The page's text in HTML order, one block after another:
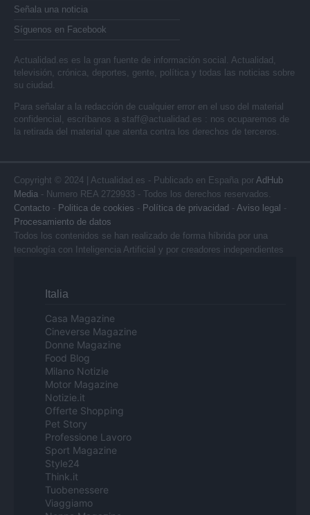
Señala una noticia
Síguenos en Facebook
Actualidad.es es la gran fuente de información social. Actualidad,
televisión, crónica, deportes, gente, política y todas las noticias sobre
su ciudad.
Para señalar a la redacción de cualquier error en el uso del material
confidencial, escríbanos a staff@actualidad.es : nos ocuparemos de
la retirada del material que atenta contra los derechos de terceros.
Copyright © 2024 | Actualidad.es - Publicado en España por AdHub
Media - Numero REA 2729933 - Todos los derechos reservados.
Contacto - Politica de cookies - Política de privacidad - Aviso legal -
Procesamiento de datos
Todos los contenidos se han realizado de forma híbrida por una
tecnología con Inteligencia Artificial y por creadores independientes
Italia
Casa Magazine
Cineverse Magazine
Donne Magazine
Food Blog
Milano Notizie
Motor Magazine
Notizie.it
Offerte Shopping
Pet Story
Professione Lavoro
Sport Magazine
Style24
Think.it
Tuobenessere
Viaggiamo